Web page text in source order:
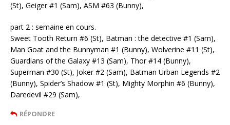
(St), Geiger #1 (Sam), ASM #63 (Bunny),
part 2 : semaine en cours.
Sweet Tooth Return #6 (St), Batman : the detective #1 (Sam),
Man Goat and the Bunnyman #1 (Bunny), Wolverine #11 (St),
Guardians of the Galaxy #13 (Sam), Thor #14 (Bunny),
Superman #30 (St), Joker #2 (Sam), Batman Urban Legends #2
(Bunny), Spider’s Shadow #1 (St), Mighty Morphin #6 (Bunny),
Daredevil #29 (Sam),
RÉPONDRE